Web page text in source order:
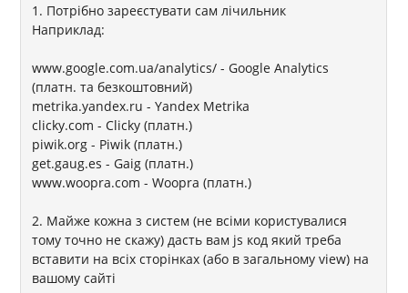
1. Потрібно зареєстувати сам лічильник
Наприклад:
www.google.com.ua/analytics/ - Google Analytics
(платн. та безкоштовний)
metrika.yandex.ru - Yandex Metrika
clicky.com - Clicky (платн.)
piwik.org - Piwik (платн.)
get.gaug.es - Gaig (платн.)
www.woopra.com - Woopra (платн.)
2. Майже кожна з систем (не всіми користувалися
тому точно не скажу) дасть вам js код який треба
вставити на всіх сторінках (або в загальному view) на
вашому сайті